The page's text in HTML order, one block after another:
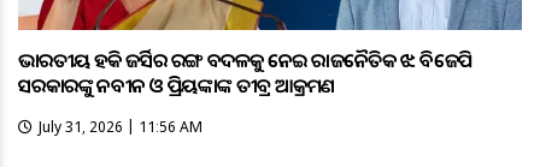
ଭାରତୀୟ ହକି ଜର୍ସିର ରଙ୍ଗ ବଦଳକୁ ନେଇ ରାଜନୈତିକ ଝଡ଼: ବିଜେପି
ସରକାରଙ୍କୁ ନବୀନ ଓ ପ୍ରିୟଙ୍କାଙ୍କ ତୀବ୍ର ଆକ୍ରମଣ
July 31, 2026 | 11:56 AM